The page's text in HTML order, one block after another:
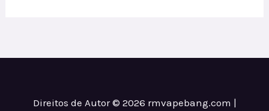
Direitos de Autor © 2026 rmvapebang.com |